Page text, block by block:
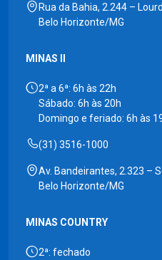
Rua da Bahia, 2.244 –
Belo Horizonte/MG
MINAS II
2ª a 6ª: 6h às 22h
Sábado: 6h às 20h
Domingo e feriado: 6h às
(31) 3516-1000
Av. Bandeirantes, 2.323 –
Belo Horizonte/MG
MINAS COUNTRY
2ª: fechado